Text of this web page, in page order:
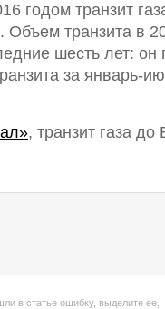
годом транзит
транзита в
шесть лет: он
за январь-
, транзит газа
в статье ошибку, выделите ее,